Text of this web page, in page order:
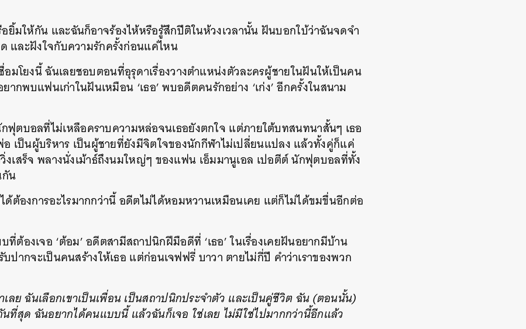
อยิ้มให้กัน และฉันก็อาจร้องไห้หรือรู้สึกปีติในห้วงเวลานั้น ฝันบอกใบ้ว่าฉันจดจำ
และฝังใจกับความรักครั้งก่อนแค่ไหน
อมโยงนี้ ฉันเลยชอบตอนที่อุรุดาเรื่องวางตำแหน่งตัวละครผู้ชายในฝันให้เป็นคน
ากพบแฟนเก่าในฝันเหมือน ‘เธอ’ พบอดีตคนรักอย่าง ‘เก่ง’ อีกครั้งในสนาม
ฟุตบอลที่ไม่เหลือคราบความหล่อจนเธอยังตกใจ แต่ภายใต้บทสนทนาสั้นๆ เธอ
อ เป็นผู้บริหาร เป็นผู้ชายที่ยังมีจิตใจของนักกีฬาไม่เปลี่ยนแปลง แล้วทั้งคู่ก็แค่
งเสร็จ พลางนั่งเม้าธ์ถึงนมใหญ่ๆ ของแฟน เอ็มมานูเอล เปอตีต์ นักฟุตบอลที่ทั้ง
น
ด้ต้องการอะไรมากกว่านี้ อดีตไม่ได้หอมหวานเหมือนเคย แต่ก็ไม่ได้ขมขื่นอีกต่อ
ต้องเจอ ‘ต้อม’ อดีตสามีสถาปนิกฝีมือดีที่ ‘เธอ’ ในเรื่องเคยฝันอยากมีบ้าน
ปากจะเป็นคนสร้างให้เธอ แต่ก่อนเจฟฟรี่ บาวา ตายไม่กี่ปี คำว่าเราของพวก
เลย ฉันเลือกเขาเป็นเพื่อน เป็นสถาปนิกประจำตัว และเป็นคู่ชีวิต ฉัน (ตอนนั้น)
นที่สุด ฉันอยากได้คนแบบนี้ แล้วฉันก็เจอ ใช่เลย ไม่มีใช่ไปมากกว่านี้อีกแล้ว